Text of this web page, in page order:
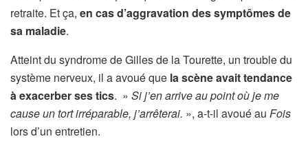
retraite. Et ça, en cas d’aggravation des symptômes de
sa maladie.
Atteint du syndrome de Gilles de la Tourette, un trouble du
système nerveux, il a avoué que la scène avait tendance
à exacerber ses tics. » Si j’en arrive au point où je me
cause un tort irréparable, j’arrêterai. », a-t-il avoué au Fois
lors d’un entretien.